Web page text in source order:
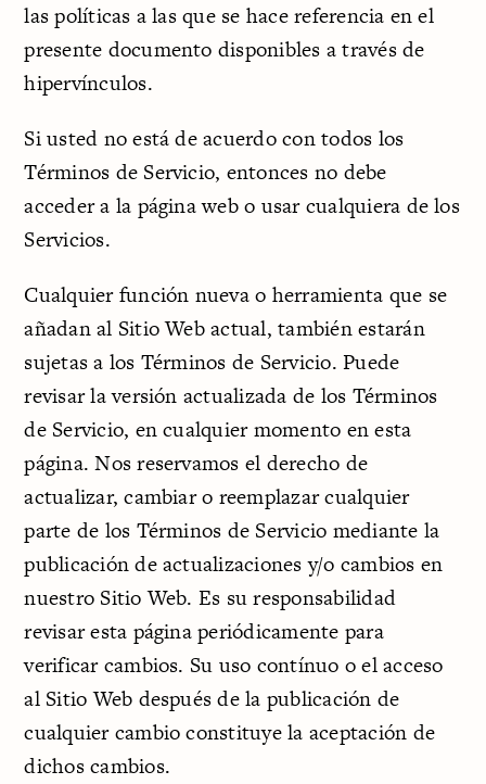
las políticas a las que se hace referencia en el
presente documento disponibles a través de
hipervínculos.
Si usted no está de acuerdo con todos los
Términos de Servicio, entonces no debe
acceder a la página web o usar cualquiera de los
Servicios.
Cualquier función nueva o herramienta que se
añadan al Sitio Web actual, también estarán
sujetas a los Términos de Servicio. Puede
revisar la versión actualizada de los Términos
de Servicio, en cualquier momento en esta
página. Nos reservamos el derecho de
actualizar, cambiar o reemplazar cualquier
parte de los Términos de Servicio mediante la
publicación de actualizaciones y/o cambios en
nuestro Sitio Web. Es su responsabilidad
revisar esta página periódicamente para
verificar cambios. Su uso contínuo o el acceso
al Sitio Web después de la publicación de
cualquier cambio constituye la aceptación de
dichos cambios.